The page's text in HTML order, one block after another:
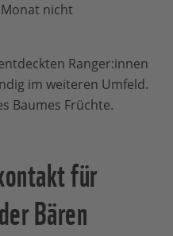
nicht
Ranger:innen
im weiteren Umfeld.
Baumes Früchte.
für
Bären